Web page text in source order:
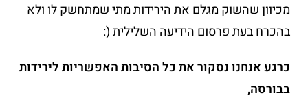
מכיוון שהשוק מגלם את הירידות מתי שמתחשק לו ולא
בהכרח בעת פרסום הידיעה השלילית (:
כרגע אנחנו נסקור את כל הסיבות האפשריות לירידות
בבורסה,